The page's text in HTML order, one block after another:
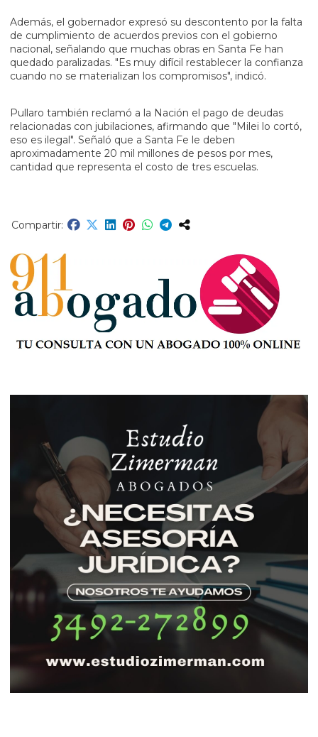
Además, el gobernador expresó su descontento por la falta
de cumplimiento de acuerdos previos con el gobierno
nacional, señalando que muchas obras en Santa Fe han
quedado paralizadas. "Es muy difícil restablecer la confianza
cuando no se materializan los compromisos", indicó.
Pullaro también reclamó a la Nación el pago de deudas
relacionadas con jubilaciones, afirmando que "Milei lo cortó,
eso es ilegal". Señaló que a Santa Fe le deben
aproximadamente 20 mil millones de pesos por mes,
cantidad que representa el costo de tres escuelas.